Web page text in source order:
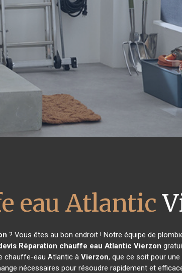
eau Atlantic
? Vous êtes au bon endroit ! Notre équipe de
Réparation chauffe eau Atlantic Vierzon
chauffe-eau Atlantic à Vierzon, que ce soit pour
nécessaires pour résoudre rapidement et